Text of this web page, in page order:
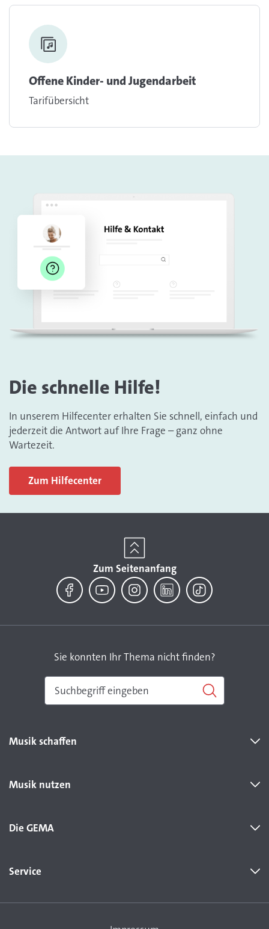
Offene Kinder- und Jugendarbeit
Tarifübersicht
Die schnelle Hilfe!
In unserem Hilfecenter erhalten Sie schnell, einfach und
jederzeit die Antwort auf Ihre Frage – ganz ohne
Wartezeit.
Zum Hilfecenter
Zum Seitenanfang
Sie konnten Ihr Thema nicht finden?
Musik schaffen
Musik nutzen
Die GEMA
Service